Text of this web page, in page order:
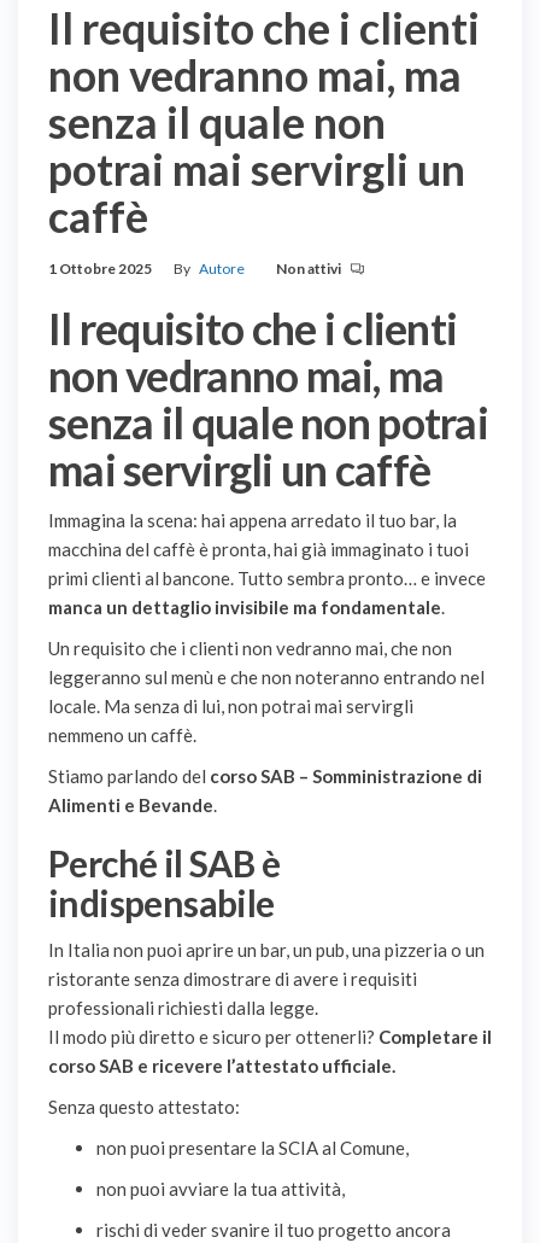
Il requisito che i clienti
non vedranno mai, ma
senza il quale non
potrai mai servirgli un
caffè
1 Ottobre 2025 By Autore Non attivi
Il requisito che i clienti
non vedranno mai, ma
senza il quale non potrai
mai servirgli un caffè
Immagina la scena: hai appena arredato il tuo bar, la
macchina del caffè è pronta, hai già immaginato i tuoi
primi clienti al bancone. Tutto sembra pronto… e invece
manca un dettaglio invisibile ma fondamentale.
Un requisito che i clienti non vedranno mai, che non
leggeranno sul menù e che non noteranno entrando nel
locale. Ma senza di lui, non potrai mai servirgli
nemmeno un caffè.
Stiamo parlando del corso SAB – Somministrazione di
Alimenti e Bevande.
Perché il SAB è
indispensabile
In Italia non puoi aprire un bar, un pub, una pizzeria o un
ristorante senza dimostrare di avere i requisiti
professionali richiesti dalla legge.
Il modo più diretto e sicuro per ottenerli? Completare il
corso SAB e ricevere l’attestato ufficiale.
Senza questo attestato:
non puoi presentare la SCIA al Comune,
non puoi avviare la tua attività,
rischi di veder svanire il tuo progetto ancora